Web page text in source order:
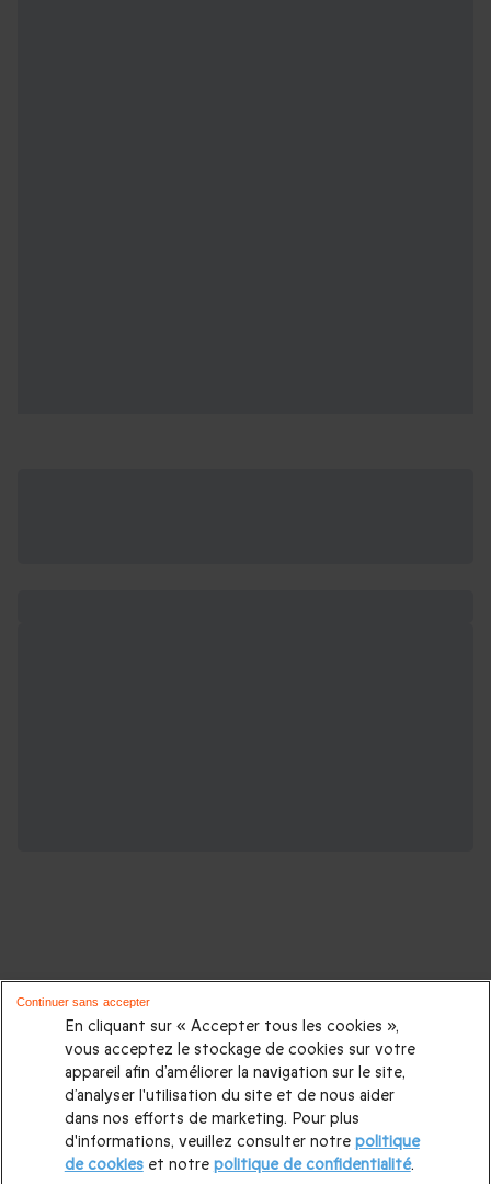
D'autres activités pour les amateurs
d'adrénaline :
Vol en avion de chasse|Simulateur de chute libre |
parachute|Saut en parapente|Vol en montgolfière
en ULM|Vol en hélicoptère|Saut à l'élastique|Week end
En cliquant sur « Accepter tous les cookies »,
vous acceptez le stockage de cookies sur votre
appareil afin d’améliorer la navigation sur le site,
d’analyser l'utilisation du site et de nous aider
dans nos efforts de marketing. Pour plus
d'informations, veuillez consulter notre politique
de cookieset notre politique de confidentialité.
Continuer sans accepter